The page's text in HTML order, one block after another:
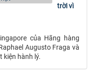
trời vì
của Hãng hàng
Augusto Fraga và
kiện hành lý.